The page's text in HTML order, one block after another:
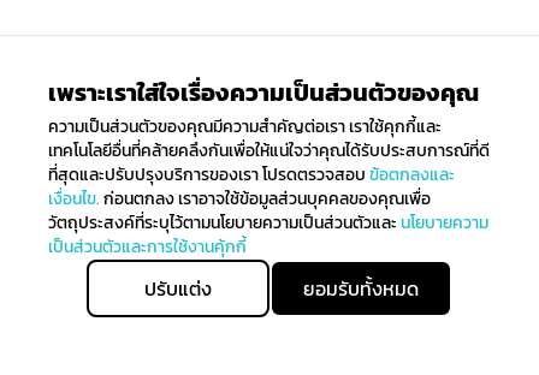
เพราะเราใส่ใจเรื่องความเป็นส่วนตัวของคุณ
ความเป็นส่วนตัวของคุณมีความสำคัญต่อเรา เราใช้คุกกี้และ
เทคโนโลยีอื่นที่คล้ายคลึงกันเพื่อให้แน่ใจว่าคุณได้รับประสบการณ์ที่ดี
ที่สุดและปรับปรุงบริการของเรา โปรดตรวจสอบข้อตกลงและ
เงื่อนไข.ก่อนตกลง เราอาจใช้ข้อมูลส่วนบุคคลของคุณเพื่อ
วัตถุประสงค์ที่ระบุไว้ตามนโยบายความเป็นส่วนตัวและนโยบายความ
เป็นส่วนตัวและการใช้งานคุ้กกี้
ปรับแต่ง ยอมรับทั้งหมด